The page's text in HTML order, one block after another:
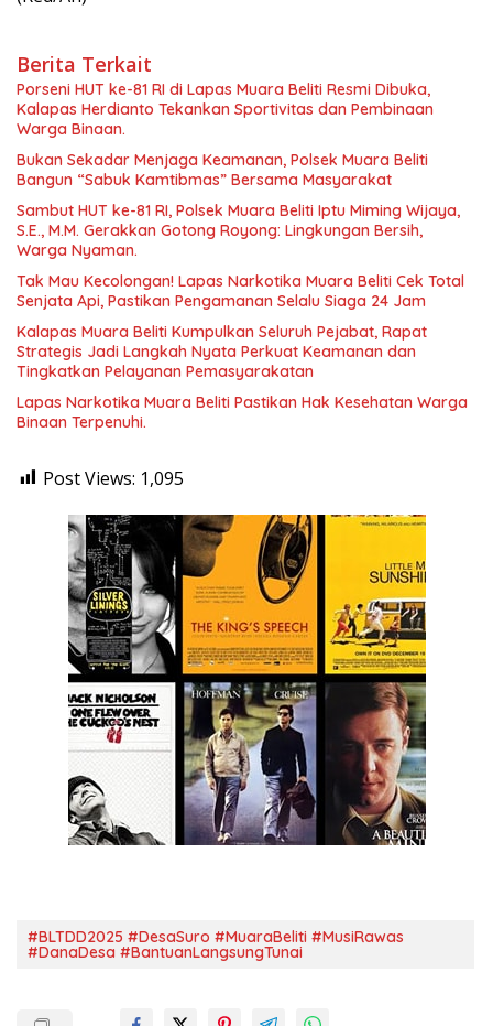
Berita Terkait
Porseni HUT ke-81 RI di Lapas Muara Beliti Resmi Dibuka,
Kalapas Herdianto Tekankan Sportivitas dan Pembinaan
Warga Binaan.
Bukan Sekadar Menjaga Keamanan, Polsek Muara Beliti
Bangun “Sabuk Kamtibmas” Bersama Masyarakat
Sambut HUT ke-81 RI, Polsek Muara Beliti Iptu Miming Wijaya,
S.E., M.M. Gerakkan Gotong Royong: Lingkungan Bersih,
Warga Nyaman.
Tak Mau Kecolongan! Lapas Narkotika Muara Beliti Cek Total
Senjata Api, Pastikan Pengamanan Selalu Siaga 24 Jam
Kalapas Muara Beliti Kumpulkan Seluruh Pejabat, Rapat
Strategis Jadi Langkah Nyata Perkuat Keamanan dan
Tingkatkan Pelayanan Pemasyarakatan
Lapas Narkotika Muara Beliti Pastikan Hak Kesehatan Warga
Binaan Terpenuhi.
Post Views: 1,095
#BLTDD2025 #DesaSuro #MuaraBeliti #MusiRawas
#DanaDesa #BantuanLangsungTunai